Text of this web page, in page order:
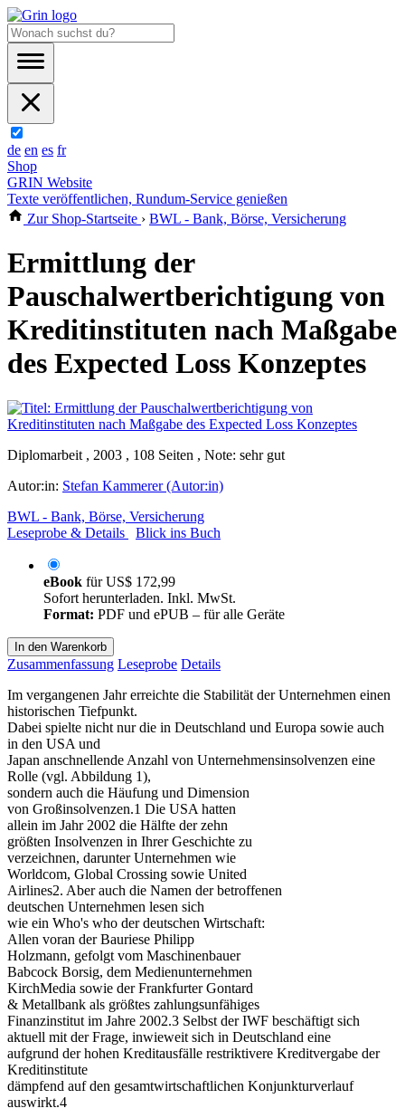
de en es fr
Shop
GRIN Website
Texte veröffentlichen, Rundum-Service genießen
Zur Shop-Startseite › BWL - Bank, Börse, Versicherung
Ermittlung der
Pauschalwertberichtigung von
Kreditinstituten nach Maßgabe
des Expected Loss Konzeptes
Diplomarbeit , 2003 , 108 Seiten , Note: sehr gut
Autor:in: Stefan Kammerer (Autor:in)
BWL - Bank, Börse, Versicherung
Leseprobe & Details
Blick ins Buch
eBook fürUS$ 172,99
Sofort herunterladen. Inkl. MwSt.
Format: PDF und ePUB – für alle Geräte
In den Warenkorb
Zusammenfassung Leseprobe Details
Im vergangenen Jahr erreichte die Stabilität der Unternehmen einen
historischen Tiefpunkt.
Dabei spielte nicht nur die in Deutschland und Europa sowie auch
in den USA und
Japan anschnellende Anzahl von Unternehmensinsolvenzen eine
Rolle (vgl. Abbildung 1),
sondern auch die Häufung und Dimension
von Großinsolvenzen.1 Die USA hatten
allein im Jahr 2002 die Hälfte der zehn
größten Insolvenzen in Ihrer Geschichte zu
verzeichnen, darunter Unternehmen wie
Worldcom, Global Crossing sowie United
Airlines2. Aber auch die Namen der betroffenen
deutschen Unternehmen lesen sich
wie ein Who's who der deutschen Wirtschaft:
Allen voran der Bauriese Philipp
Holzmann, gefolgt vom Maschinenbauer
Babcock Borsig, dem Medienunternehmen
KirchMedia sowie der Frankfurter Gontard
& Metallbank als größtes zahlungsunfähiges
Finanzinstitut im Jahre 2002.3 Selbst der IWF beschäftigt sich
aktuell mit der Frage, inwieweit sich in Deutschland eine
aufgrund der hohen Kreditausfälle restriktivere Kreditvergabe der
Kreditinstitute
dämpfend auf den gesamtwirtschaftlichen Konjunkturverlauf
auswirkt.4